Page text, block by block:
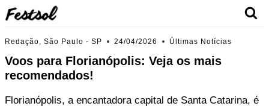
Skip
to
content
Redação, São Paulo - SP 24/04/2026 Últimas Notícias
Voos para Florianópolis: Veja os mais
recomendados!
Florianópolis, a encantadora capital de Santa Catarina, é